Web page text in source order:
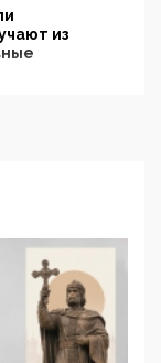
из
но
намерено
право